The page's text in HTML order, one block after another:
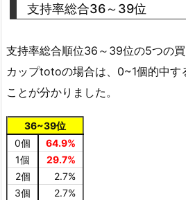
支持率総合36～39位
支持率総合順位36～39位の5つの
カップtotoの場合は、0~1個的中す
ことが分かりました。
36~39位
0個
64.9%
1個
29.7%
2個
2.7%
3個
2.7%